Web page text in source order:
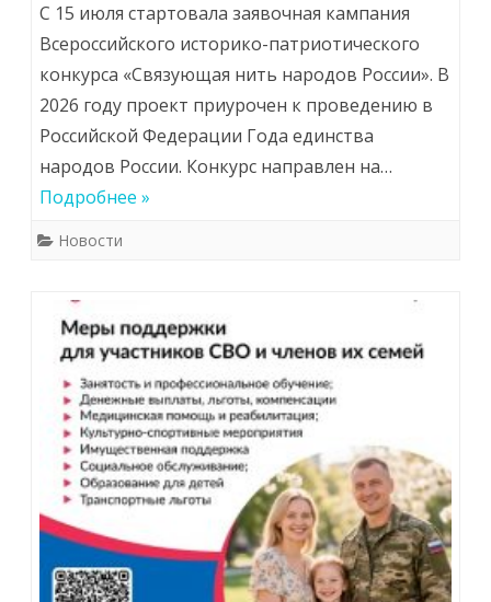
С 15 июля стартовала заявочная кампания
Всероссийского историко-патриотического
конкурса «Связующая нить народов России». В
2026 году проект приурочен к проведению в
Российской Федерации Года единства
народов России. Конкурс направлен на…
Подробнее »
Новости